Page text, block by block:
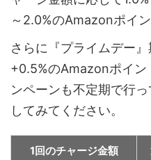
～2.0%のAmazonポイ
さらに『プライムデー
+0.5%のAmazonポイン
ンペーンも不定期で行
してみてください。
1回のチャージ金額